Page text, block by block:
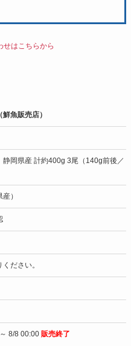
せはこちらから
魚販売店）
静岡県産 計約400g 3尾（140g前後／
）
ださい。
8/8 00:00 販売終了